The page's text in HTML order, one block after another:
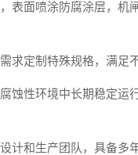
面喷涂防腐涂层，
定制特殊规格，满足
性环境中长期稳定
和生产团队，具备